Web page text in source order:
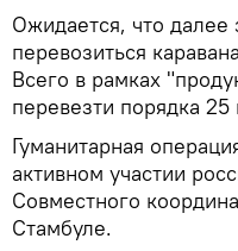
Ожидается, что далее
перевозиться
Всего в рамках
перевезти порядка
Гуманитарная
активном участии
Совместного
Стамбуле.